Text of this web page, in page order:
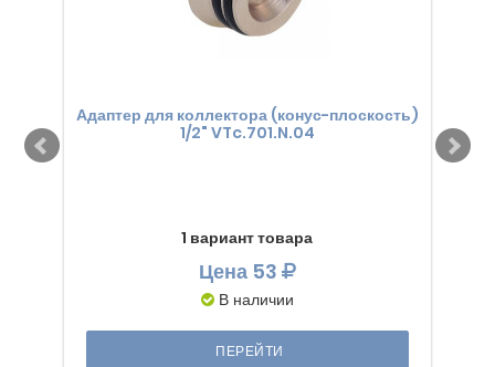
Адаптер для коллектора (конус-плоскость)
1/2" VTc.701.N.04
1 вариант товара
Цена53
В наличии
ПЕРЕЙТИ